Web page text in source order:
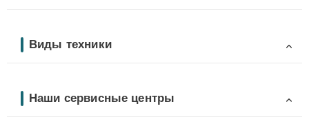
Виды техники
Наши сервисные центры